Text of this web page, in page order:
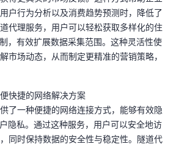
户行为分析以及消费趋势预测时，降低了
代理服务，用户可以轻松获取多样化的住
，有效扩展数据采集范围。这种灵活性使
市场动态，从而制定更精准的营销策略，
快捷的网络解决方案
了一种便捷的网络连接方式，能够有效隐
隐私。通过这种服务，用户可以安全地访
同时保持数据的安全性与稳定性。隧道代